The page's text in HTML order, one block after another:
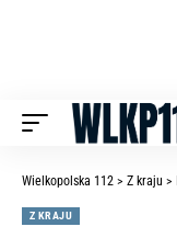
Wielkopolska 112 > Z kraju >
Z KRAJU